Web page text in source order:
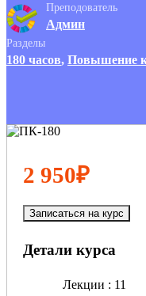
Преподователь
Админ
Разделы
180 часов, Повышение
2 950₽
Записаться на курс
Детали курса
Лекции
11